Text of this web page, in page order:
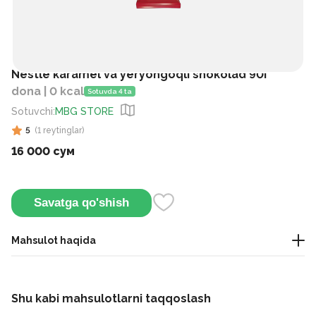
Nestle karamel va yeryongoqli shokolad 90г
dona | 0 kcal Sotuvda 4 ta
Sotuvchi:MBG STORE
5 (1 reytinglar)
16 000 сум
Savatga qo'shish
Mahsulot haqida
Shu kabi mahsulotlarni taqqoslash